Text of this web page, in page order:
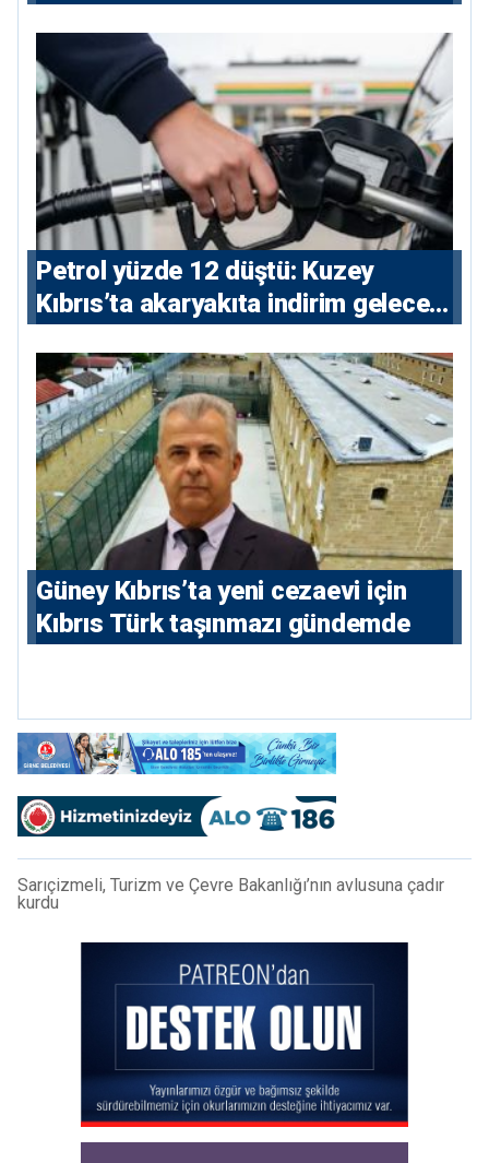
Petrol yüzde 12 düştü: Kuzey
Kıbrıs’ta akaryakıta indirim gelecek
Güney Kıbrıs’ta yeni cezaevi için
Kıbrıs Türk taşınmazı gündemde
Sarıçizmeli, Turizm ve Çevre Bakanlığı’nın avlusuna çadır
kurdu